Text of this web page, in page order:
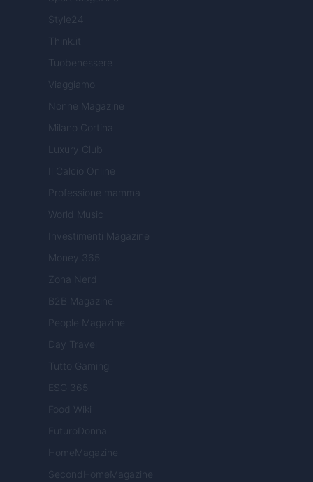
Style24
Think.it
Tuobenessere
Viaggiamo
Nonne Magazine
Milano Cortina
Luxury Club
Il Calcio Online
Professione mamma
World Music
Investimenti Magazine
Money 365
Zona Nerd
B2B Magazine
People Magazine
Day Travel
Tutto Gaming
ESG 365
Food Wiki
FuturoDonna
HomeMagazine
SecondHomeMagazine